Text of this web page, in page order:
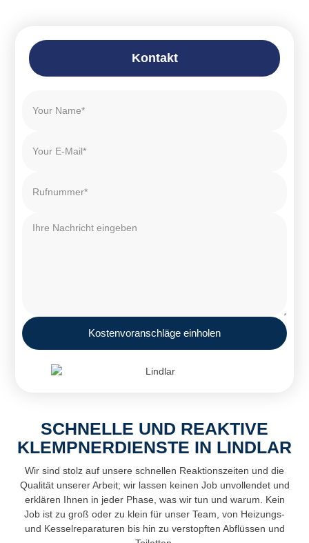
Kontakt
Kostenvoranschläge einholen
SCHNELLE UND REAKTIVE
KLEMPNERDIENSTE IN LINDLAR
Wir sind stolz auf unsere schnellen Reaktionszeiten und die
Qualität unserer Arbeit; wir lassen keinen Job unvollendet und
erklären Ihnen in jeder Phase, was wir tun und warum. Kein
Job ist zu groß oder zu klein für unser Team, von Heizungs-
und Kesselreparaturen bis hin zu verstopften Abflüssen und